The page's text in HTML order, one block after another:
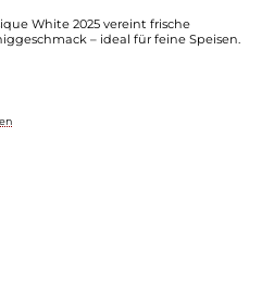
White 2025 vereint frische
– ideal für feine Speisen.